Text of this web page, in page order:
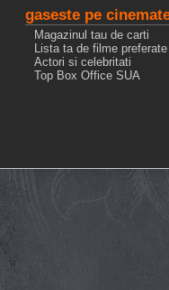
gaseste pe
Magazinul tau de carti
Lista ta de filme preferate
Actori si celebritati
Top Box Office SUA